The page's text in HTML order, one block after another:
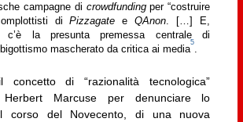
campagne di crowdfundingper “costruire
diPizzagate e QAnon. […] E,
c’è la presunta premessa centrale di
mascherato da critica ai media
5
.
concetto di “razionalità tecnologica”
Marcuse per denunciare lo
corso del Novecento, di una nuova